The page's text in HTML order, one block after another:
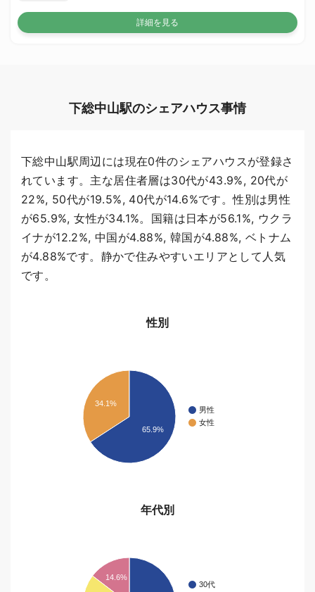
詳細を見る
下総中山駅のシェアハウス事情
下総中山駅周辺には現在0件のシェアハウスが登録さ
れています。主な居住者層は30代が43.9%, 20代が
22%, 50代が19.5%, 40代が14.6%です。性別は男性
が65.9%, 女性が34.1%。国籍は日本が56.1%, ウクラ
イナが12.2%, 中国が4.88%, 韓国が4.88%, ベトナム
が4.88%です。静かで住みやすいエリアとして人気
です。
性別
男性
女性
34.1%
65.9%
年代別
30代
14.6%